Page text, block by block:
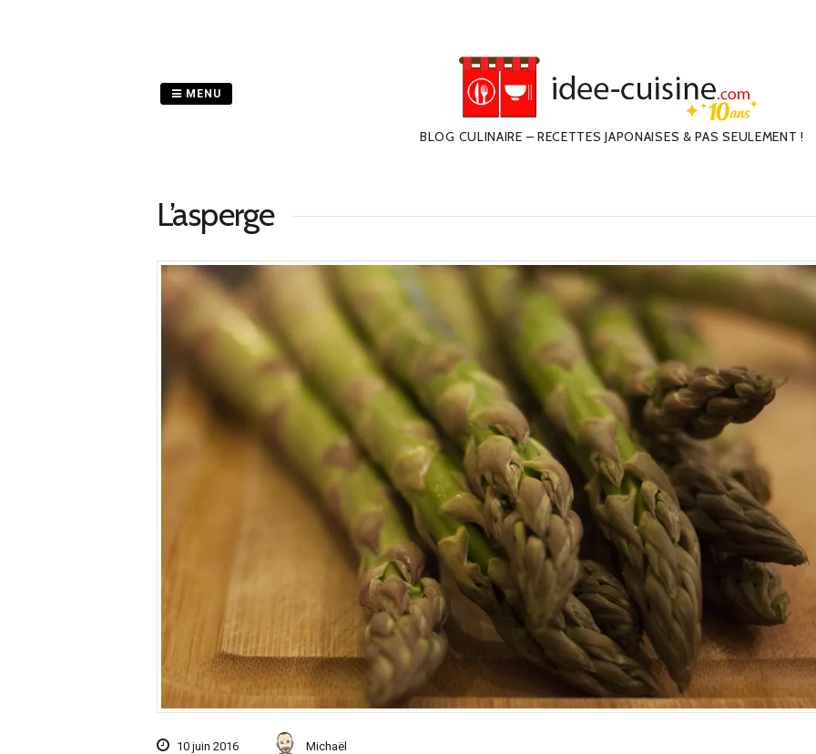
BLOG CULINAIRE – RECETTES JAPONAISES & PAS SEULEMENT !
MENU
L’asperge
10 juin 2016 Michaël